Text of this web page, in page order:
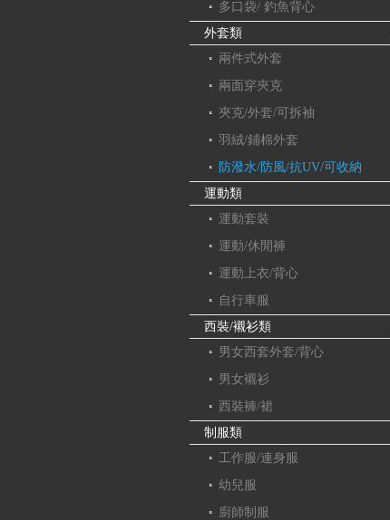
多口袋/ 釣魚背心
外套類
兩件式外套
兩面穿夾克
夾克/外套/可拆袖
羽絨/鋪棉外套
防潑水/防風/抗UV/可收納
運動類
運動套裝
運動/休閒褲
運動上衣/背心
自行車服
西裝/襯衫類
男女西套外套/背心
男女襯衫
西裝褲/裙
制服類
工作服/連身服
幼兒服
廚師制服